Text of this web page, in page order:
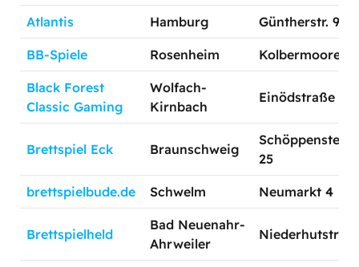
Atlantis Hamburg Güntherstr. 98-
BB-Spiele Rosenheim Kolbermoorer
Black Forest
Classic Gaming
Wolfach-
Kirnbach
Einödstraße 2
Brettspiel Eck Braunschweig
25
brettspielbude.de Schwelm Neumarkt 4
Brettspielheld
Bad Neuenahr-
Ahrweiler